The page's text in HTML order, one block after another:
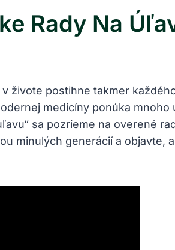
Rady Na
živote postihne takmer
medicíny ponúka
sa pozrieme na overené
minulých generácií a